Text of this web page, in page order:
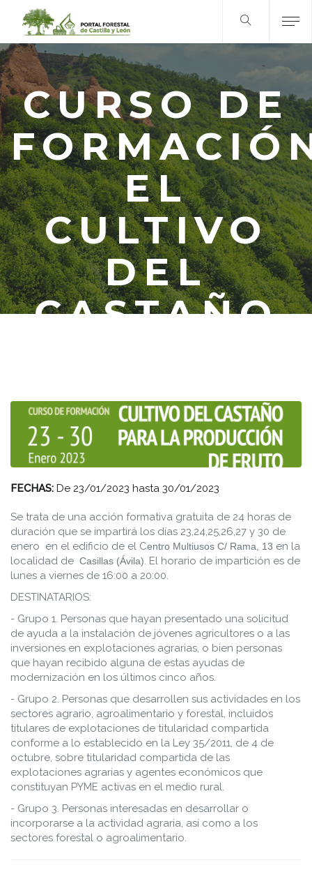
CURSO DE
EL
CULTIVO
DEL
CASTAÑO
DE
FRUTO.
FECHAS: De 23/01/2023 hasta 30/01/2023
Se trata de una acción formativa gratuita de 24 horas de
duración que se impartirá los días 23,24,25,26,27 y 30 de
enero en el edificio de el Centro Multiusos C/ Rama, 13 en la
localidad de Casillas (Ávila). El horario de impartición es de
lunes a viernes de 16:00 a 20:00.
DESTINATARIOS:
- Grupo 1. Personas que hayan presentado una solicitud
de ayuda a la instalación de jóvenes agricultores o a las
inversiones en explotaciones agrarias, o bien personas
que hayan recibido alguna de estas ayudas de
modernización en los últimos cinco años.
- Grupo 2. Personas que desarrollen sus actividades en los
sectores agrario, agroalimentario y forestal, incluidos
titulares de explotaciones de titularidad compartida
conforme a lo establecido en la Ley 35/2011, de 4 de
octubre, sobre titularidad compartida de las
explotaciones agrarias y agentes económicos que
constituyan PYME activas en el medio rural.
- Grupo 3. Personas interesadas en desarrollar o
incorporarse a la actividad agraria, así como a los
sectores forestal o agroalimentario.